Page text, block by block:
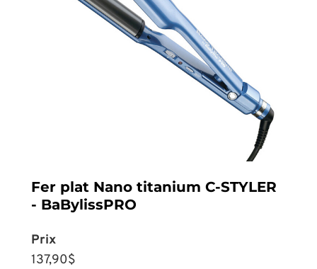
Fer plat Nano titanium C-STYLER
- BaBylissPRO
Prix
137,90$